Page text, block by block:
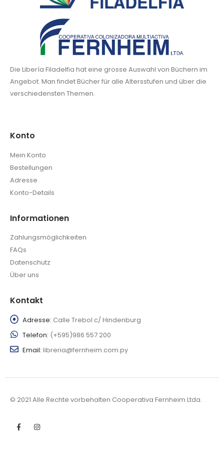
Die Libería Filadelfia hat eine grosse Auswahl von Büchern im
Angebot. Man findet Bücher für alle Altersstufen und über die
verschiedensten Themen.
Konto
Mein Konto
Bestellungen
Adresse
Konto-Details
Informationen
Zahlungsmöglichkeiten
FAQs
Datenschutz
Über uns
Kontakt
Adresse: Calle Trebol c/ Hindenburg
Telefon: (+595)986 557 200
Email: libreria@fernheim.com.py
© 2021 Alle Rechte vorbehalten Cooperativa Fernheim Ltda.